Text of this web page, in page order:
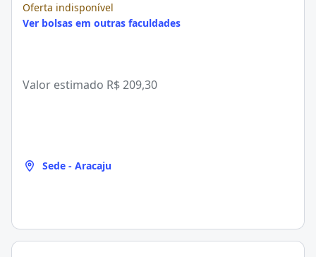
Oferta indisponível
Ver bolsas em outras faculdades
Valor estimado R$ 209,30
Sede - Aracaju